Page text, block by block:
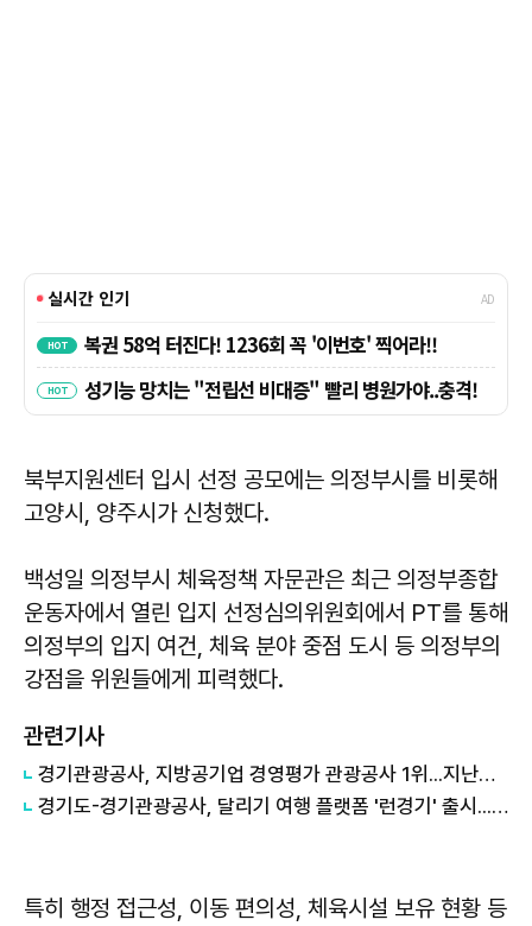
북부지원센터 입시 선정 공모에는 의정부시를 비롯해
고양시, 양주시가 신청했다.
백성일 의정부시 체육정책 자문관은 최근 의정부종합
운동자에서 열린 입지 선정심의위원회에서 PT를 통해
의정부의 입지 여건, 체육 분야 중점 도시 등 의정부의
강점을 위원들에게 피력했다.
관련기사
경기관광공사, 지방공기업 경영평가 관광공사 1위...지난해 5위서 4계단 상승
경기도-경기관광공사, 달리기 여행 플랫폼 '런경기' 출시...31개 시·군 관광자원 연결
특히 행정 접근성, 이동 편의성, 체육시설 보유 현황 등